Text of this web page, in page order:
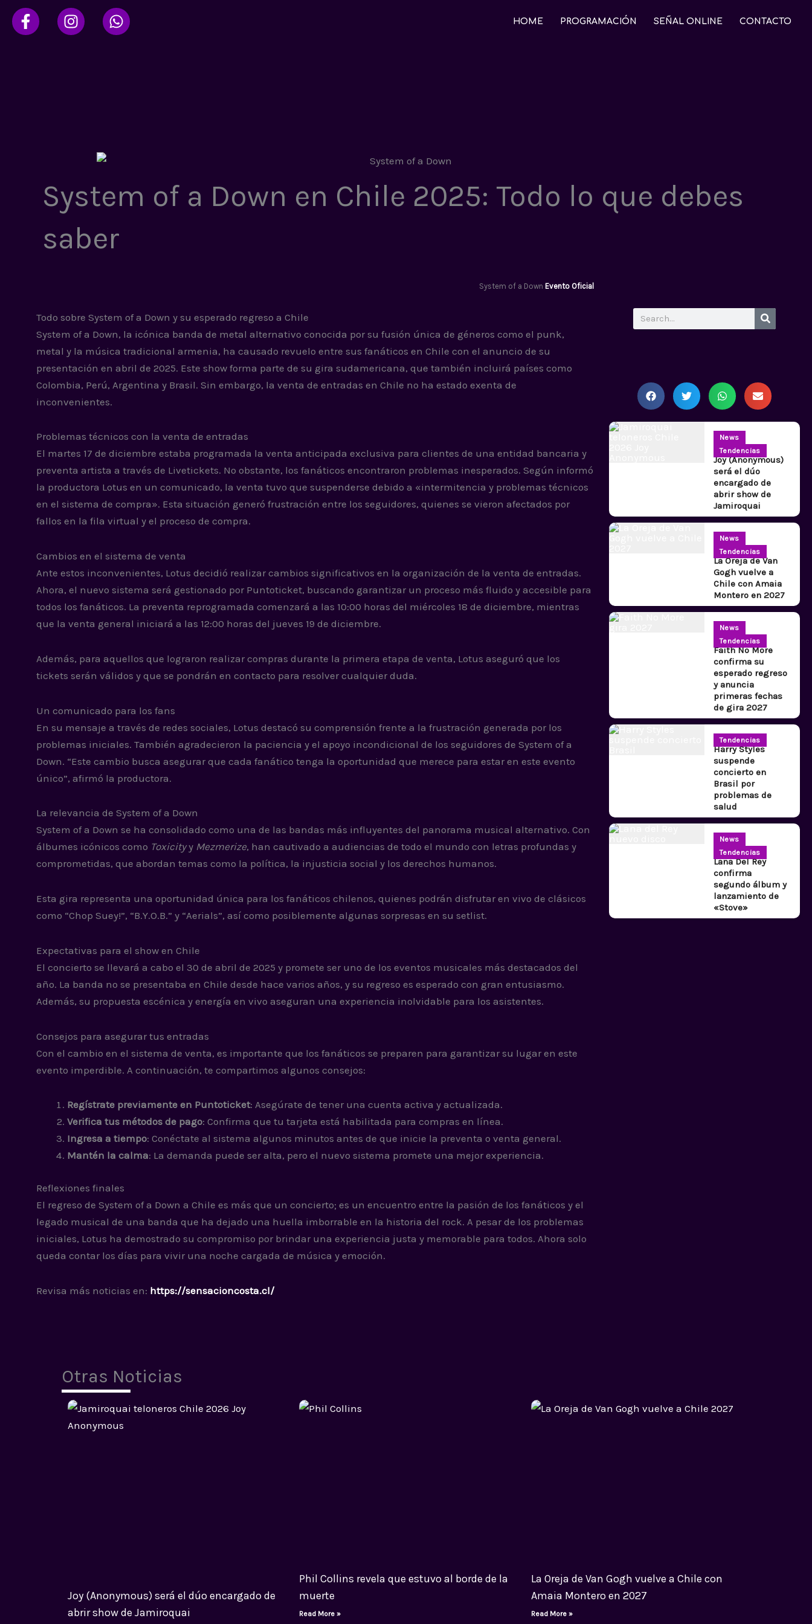
HOME PROGRAMACIÓN SEÑAL ONLINE CONTACTO
System of a Down en Chile 2025: Todo lo que debes
saber
System of a Down Evento Oficial
Todo sobre System of a Down y su esperado regreso a Chile
System of a Down, la icónica banda de metal alternativo conocida por su fusión única de géneros como el punk,
metal y la música tradicional armenia, ha causado revuelo entre sus fanáticos en Chile con el anuncio de su
presentación en abril de 2025. Este show forma parte de su gira sudamericana, que también incluirá países como
Colombia, Perú, Argentina y Brasil. Sin embargo, la venta de entradas en Chile no ha estado exenta de
inconvenientes.
Problemas técnicos con la venta de entradas
El martes 17 de diciembre estaba programada la venta anticipada exclusiva para clientes de una entidad bancaria y
preventa artista a través de Livetickets. No obstante, los fanáticos encontraron problemas inesperados. Según informó
la productora Lotus en un comunicado, la venta tuvo que suspenderse debido a «intermitencia y problemas técnicos
en el sistema de compra». Esta situación generó frustración entre los seguidores, quienes se vieron afectados por
fallos en la fila virtual y el proceso de compra.
Cambios en el sistema de venta
Ante estos inconvenientes, Lotus decidió realizar cambios significativos en la organización de la venta de entradas.
Ahora, el nuevo sistema será gestionado por Puntoticket, buscando garantizar un proceso más fluido y accesible para
todos los fanáticos. La preventa reprogramada comenzará a las 10:00 horas del miércoles 18 de diciembre, mientras
que la venta general iniciará a las 12:00 horas del jueves 19 de diciembre.
Además, para aquellos que lograron realizar compras durante la primera etapa de venta, Lotus aseguró que los
tickets serán válidos y que se pondrán en contacto para resolver cualquier duda.
Un comunicado para los fans
En su mensaje a través de redes sociales, Lotus destacó su comprensión frente a la frustración generada por los
problemas iniciales. También agradecieron la paciencia y el apoyo incondicional de los seguidores de System of a
Down. “Este cambio busca asegurar que cada fanático tenga la oportunidad que merece para estar en este evento
único”, afirmó la productora.
La relevancia de System of a Down
System of a Down se ha consolidado como una de las bandas más influyentes del panorama musical alternativo. Con
álbumes icónicos como Toxicityy Mezmerize, han cautivado a audiencias de todo el mundo con letras profundas y
comprometidas, que abordan temas como la política, la injusticia social y los derechos humanos.
Esta gira representa una oportunidad única para los fanáticos chilenos, quienes podrán disfrutar en vivo de clásicos
como “Chop Suey!”, “B.Y.O.B.” y “Aerials”, así como posiblemente algunas sorpresas en su setlist.
Expectativas para el show en Chile
El concierto se llevará a cabo el 30 de abril de 2025 y promete ser uno de los eventos musicales más destacados del
año. La banda no se presentaba en Chile desde hace varios años, y su regreso es esperado con gran entusiasmo.
Además, su propuesta escénica y energía en vivo aseguran una experiencia inolvidable para los asistentes.
Consejos para asegurar tus entradas
Con el cambio en el sistema de venta, es importante que los fanáticos se preparen para garantizar su lugar en este
evento imperdible. A continuación, te compartimos algunos consejos:
Regístrate previamente en Puntoticket: Asegúrate de tener una cuenta activa y actualizada.
Verifica tus métodos de pago: Confirma que tu tarjeta está habilitada para compras en línea.
Ingresa a tiempo: Conéctate al sistema algunos minutos antes de que inicie la preventa o venta general.
Mantén la calma: La demanda puede ser alta, pero el nuevo sistema promete una mejor experiencia.
Reflexiones finales
El regreso de System of a Down a Chile es más que un concierto; es un encuentro entre la pasión de los fanáticos y el
legado musical de una banda que ha dejado una huella imborrable en la historia del rock. A pesar de los problemas
iniciales, Lotus ha demostrado su compromiso por brindar una experiencia justa y memorable para todos. Ahora solo
queda contar los días para vivir una noche cargada de música y emoción.
Revisa más noticias en: https://sensacioncosta.cl/
Search
News
Tendencias
Joy (Anonymous)
será el dúo
encargado de
abrir show de
Jamiroquai
News
Tendencias
La Oreja de Van
Gogh vuelve a
Chile con Amaia
Montero en 2027
News
Tendencias
Faith No More
confirma su
esperado regreso
y anuncia
primeras fechas
de gira 2027
Tendencias
Harry Styles
suspende
concierto en
Brasil por
problemas de
salud
News
Tendencias
Lana Del Rey
confirma
segundo álbum y
lanzamiento de
«Stove»
Otras Noticias
Joy (Anonymous) será el dúo encargado de
abrir show de Jamiroquai
Phil Collins revela que estuvo al borde de la
muerte
Read More »
La Oreja de Van Gogh vuelve a Chile con
Amaia Montero en 2027
Read More »